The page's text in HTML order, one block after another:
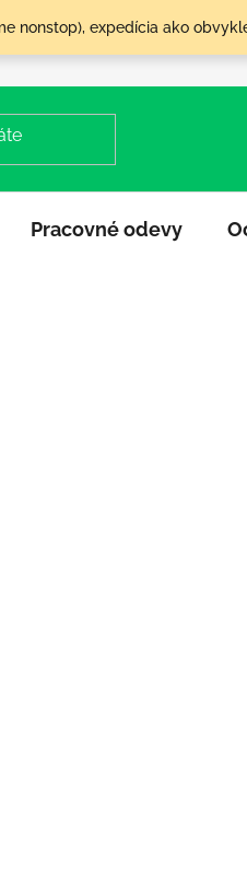
nonstop), expedícia ako
Pracovné odevy